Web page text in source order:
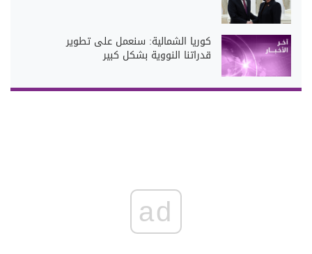
كوريا الشمالية: سنعمل على تطوير
قدراتنا النووية بشكل كبير
ad